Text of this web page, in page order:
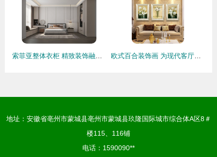
索菲亚整体衣柜 精致装饰融入家居空间 欧式百合装饰画 为现代客厅增添优雅与生机
地址：安徽省亳州市蒙城县亳州市蒙城县玖隆国际城市综合体A区8＃
楼115、116铺
电话：1590090**